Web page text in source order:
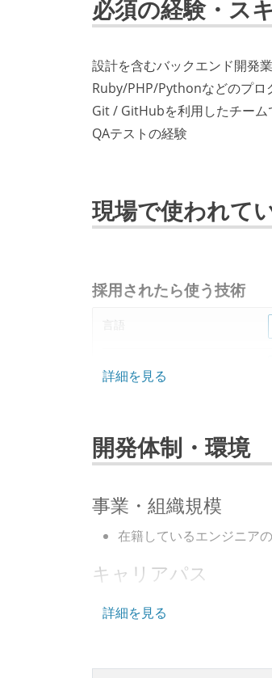
必須の経験・ス
設計を含むバックエンド開発
Ruby/PHP/Pythonなどのプロ
Git / GitHubを利用したチーム
QAテストの経験
現場で使われて
採用されたら使う技術
言語
プロジェクト管理
その他
詳細を見る
開発体制・環境
事業・組織規模
在籍しているエンジニア
キャリアパス
エンジニアの人事評価に
詳細を見る